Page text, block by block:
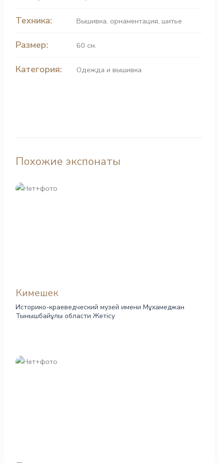
Техника: Вышивка, орнаментация,шитье
Размер: 60 см.
Категория: Одежда и вышивка
Похожие экспонаты
Кимешек
Историко-краеведческий музей имени Мұхамеджан
Тынышбайұлы области Жетісу